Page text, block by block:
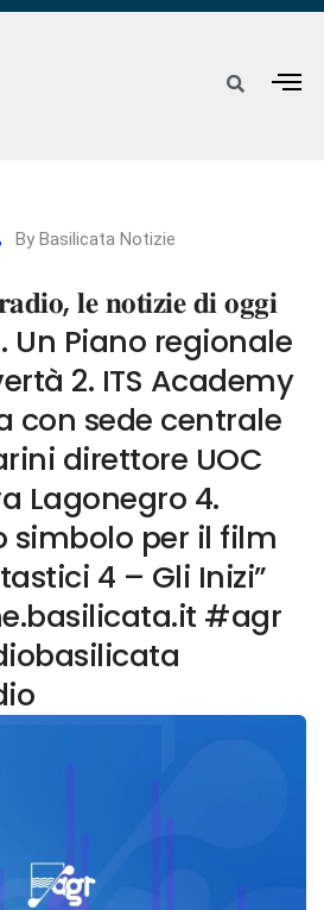
By Basilicata Notizie
𝐥𝐞 𝐧𝐨𝐭𝐢𝐳𝐢𝐞 𝐝𝐢 𝐨𝐠𝐠𝐢
1. Un Piano regionale
2. ITS Academy
con sede centrale
direttore UOC
Lagonegro 4.
simbolo per il film
4 – Gli Inizi”
#agr